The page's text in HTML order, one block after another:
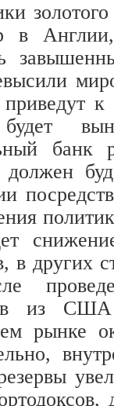
в
приведут
банк
должен
в других
из США
рынке